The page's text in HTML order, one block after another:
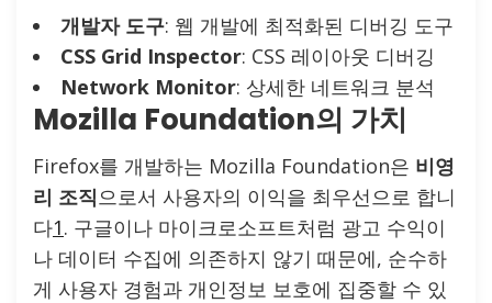
개발자 도구: 웹 개발에 최적화된 디버깅 도구
CSS Grid Inspector: CSS 레이아웃 디버깅
Network Monitor: 상세한 네트워크 분석
Mozilla Foundation의 가치
Firefox를 개발하는 Mozilla Foundation은 비영
리 조직 으로서 사용자의 이익을 최우선으로 합니
다1. 구글이나 마이크로소프트처럼 광고 수익이
나 데이터 수집에 의존하지 않기 때문에, 순수하
게 사용자 경험과 개인정보 보호에 집중할 수 있